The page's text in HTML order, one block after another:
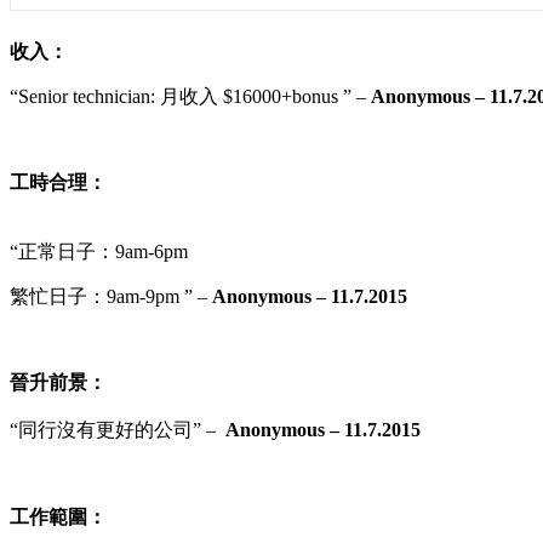
收入：
“Senior technician: 月收入 $16000+bonus ” – Anonymous–
工時合理：
“正常日子：9am-6pm
繁忙日子：9am-9pm ” – Anonymous– 11.7.2015
晉升前景：
“同行沒有更好的公司 ” – Anonymous – 11.7.2015
工作範圍：